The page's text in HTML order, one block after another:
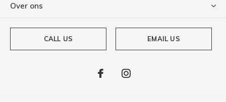
Over ons
CALL US EMAIL US